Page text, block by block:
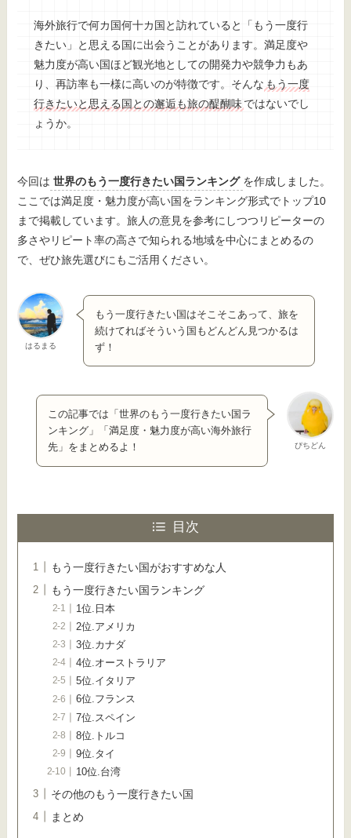
海外旅行で何カ国何十カ国と訪れていると「もう一度行
きたい」と思える国に出会うことがあります。満足度や
魅力度が高い国ほど観光地としての開発力や競争力もあ
り、再訪率も一様に高いのが特徴です。そんな もう一度
行きたいと思える国との邂逅も旅の醍醐味ではないでし
ょうか。
今回は 世界のもう一度行きたい国ランキング を作成しました。
ここでは満足度・魅力度が高い国をランキング形式でトップ10
まで掲載しています。旅人の意見を参考にしつつリピーターの
多さやリピート率の高さで知られる地域を中心にまとめるの
で、ぜひ旅先選びにもご活用ください。
はるまる
もう一度行きたい国はそこそこあって、旅を
続けてればそういう国もどんどん見つかるは
ず！
ぴちどん
この記事では「世界のもう一度行きたい国ラ
ンキング」「満足度・魅力度が高い海外旅行
先」をまとめるよ！
目次
もう一度行きたい国がおすすめな人
もう一度行きたい国ランキング
1位.日本
2位.アメリカ
3位.カナダ
4位.オーストラリア
5位.イタリア
6位.フランス
7位.スペイン
8位.トルコ
9位.タイ
10位.台湾
その他のもう一度行きたい国
まとめ